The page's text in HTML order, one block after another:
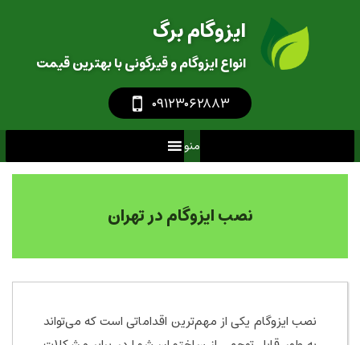
ایزوگام برگ
انواع ایزوگام و قیرگونی با بهترین قیمت
‎
۰۹۱۲۳۰۶۲۸۸۳
منو
نصب ایزوگام در تهران
نصب ایزوگام یکی از مهم‌ترین اقداماتی است که می‌تواند